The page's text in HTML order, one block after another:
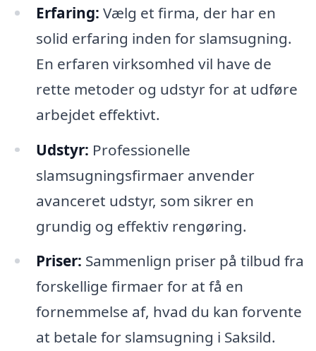
Erfaring: Vælg et firma, der har en
solid erfaring inden for slamsugning.
En erfaren virksomhed vil have de
rette metoder og udstyr for at udføre
arbejdet effektivt.
Udstyr: Professionelle
slamsugningsfirmaer anvender
avanceret udstyr, som sikrer en
grundig og effektiv rengøring.
Priser: Sammenlign priser på tilbud fra
forskellige firmaer for at få en
fornemmelse af, hvad du kan forvente
at betale for slamsugning i Saksild.